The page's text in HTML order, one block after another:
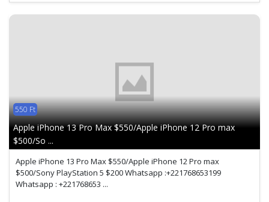
550 Ft
Apple iPhone 13 Pro Max $550/Apple iPhone 12 Pro max
$500/So ...
Apple iPhone 13 Pro Max $550/Apple iPhone 12 Pro max
$500/Sony PlayStation 5 $200 Whatsapp :+221768653199
Whatsapp : +221768653 ...